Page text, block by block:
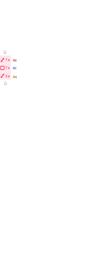
Y
Y
W
X
l
Ä 5a
Ä 7a
Ã 7a